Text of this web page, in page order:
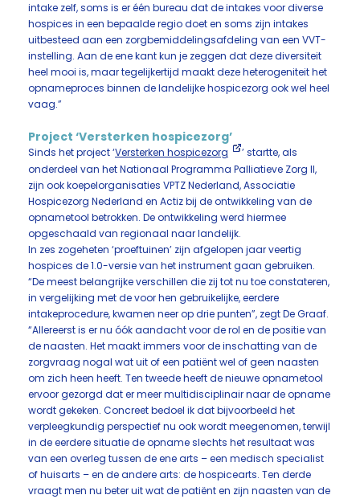
intake zelf, soms is er één bureau dat de intakes voor diverse
hospices in een bepaalde regio doet en soms zijn intakes
uitbesteed aan een zorgbemiddelingsafdeling van een VVT-
instelling. Aan de ene kant kun je zeggen dat deze diversiteit
heel mooi is, maar tegelijkertijd maakt deze heterogeniteit het
opnameproces binnen de landelijke hospicezorg ook wel heel
vaag.”
Project ‘Versterken hospicezorg’
Sinds het project ‘Versterken hospicezorg
’ startte, als
onderdeel van het Nationaal Programma Palliatieve Zorg II,
zijn ook koepelorganisaties VPTZ Nederland, Associatie
Hospicezorg Nederland en Actiz bij de ontwikkeling van de
opnametool betrokken. De ontwikkeling werd hiermee
opgeschaald van regionaal naar landelijk.
In zes zogeheten ‘proeftuinen’ zijn afgelopen jaar veertig
hospices de 1.0-versie van het instrument gaan gebruiken.
“De meest belangrijke verschillen die zij tot nu toe constateren,
in vergelijking met de voor hen gebruikelijke, eerdere
intakeprocedure, kwamen neer op drie punten”, zegt De Graaf.
“Allereerst is er nu óók aandacht voor de rol en de positie van
de naasten. Het maakt immers voor de inschatting van de
zorgvraag nogal wat uit of een patiënt wel of geen naasten
om zich heen heeft. Ten tweede heeft de nieuwe opnametool
ervoor gezorgd dat er meer multidisciplinair naar de opname
wordt gekeken. Concreet bedoel ik dat bijvoorbeeld het
verpleegkundig perspectief nu ook wordt meegenomen, terwijl
in de eerdere situatie de opname slechts het resultaat was
van een overleg tussen de ene arts – een medisch specialist
of huisarts – en de andere arts: de hospicearts. Ten derde
vraagt men nu beter uit wat de patiënt en zijn naasten van de